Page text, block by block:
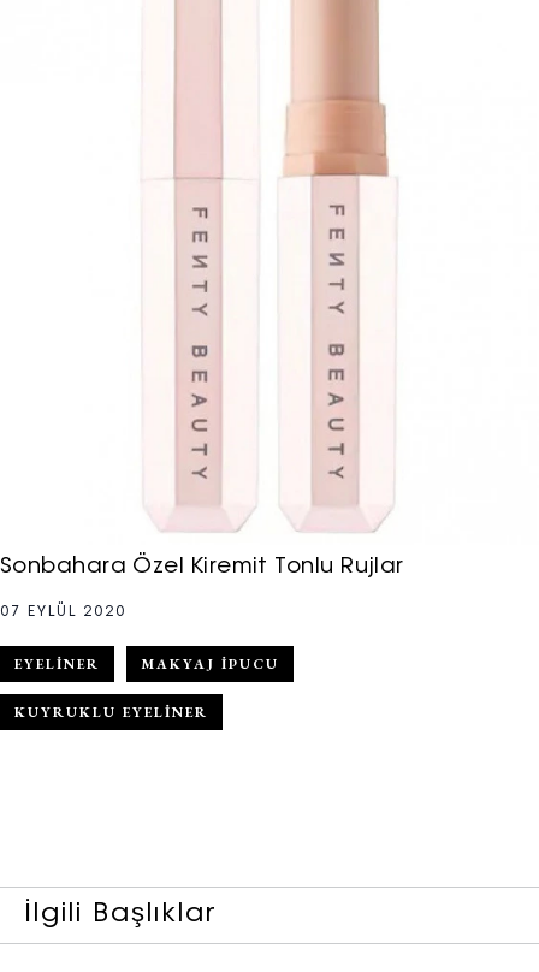
Sonbahara Özel Kiremit Tonlu Rujlar
07 EYLÜL 2020
EYELINER MAKYAJ IPUCU
KUYRUKLU EYELINER
İlgili Başlıklar